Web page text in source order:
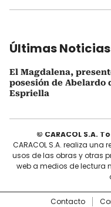
Últimas Noticias
El Magdalena,
posesión de Abelardo
Espriella
© CARACOL S.A.
CARACOL S.A. realiza
usos de las obras y otras
web a medios de lectura
Contacto